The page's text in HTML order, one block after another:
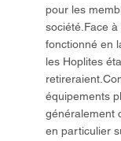
pour les
société.Face
fonctionné en
les Hoplites
équipements
généralement
en particulier